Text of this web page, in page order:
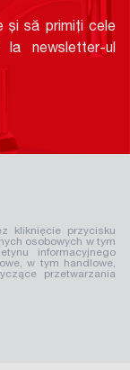
și să primiți cele
la newsletter-ul
kliknięcie przycisku
osobowych w tym
informacyjnego
w tym handlowe,
przetwarzania